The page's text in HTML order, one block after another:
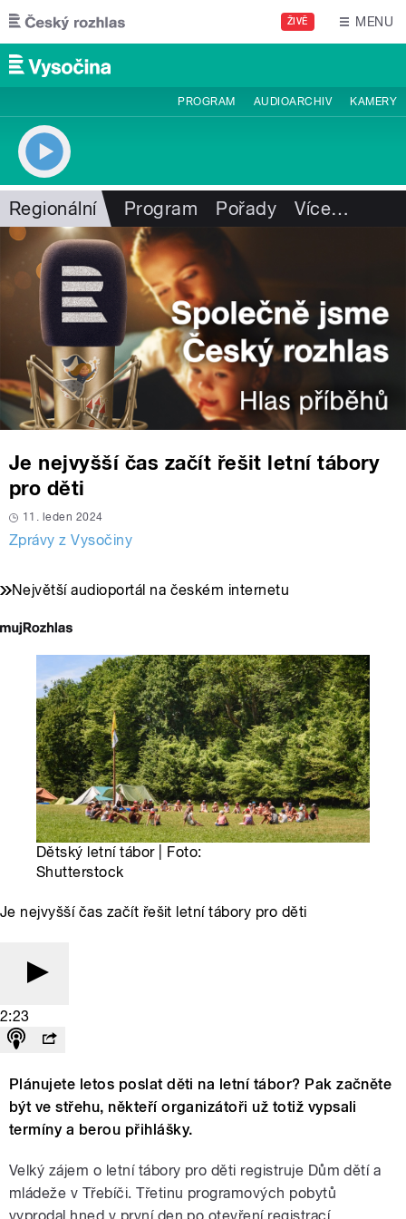
Přejít k hlavnímu obsahu
ŽIVĚ MENU
PROGRAM AUDIOARCHIV KAMERY
Regionální Program Pořady Více…
Je nejvyšší čas začít řešit letní tábory
pro děti
11. leden 2024
Zprávy z Vysočiny
Největší audioportál na českém internetu
Dětský letní tábor | Foto:
Shutterstock
Je nejvyšší čas začít řešit letní tábory pro děti
2:23
Plánujete letos poslat děti na letní tábor? Pak začněte
být ve střehu, někteří organizátoři už totiž vypsali
termíny a berou přihlášky.
Velký zájem o letní tábory pro děti registruje Dům dětí a
mládeže v Třebíči. Třetinu programových pobytů